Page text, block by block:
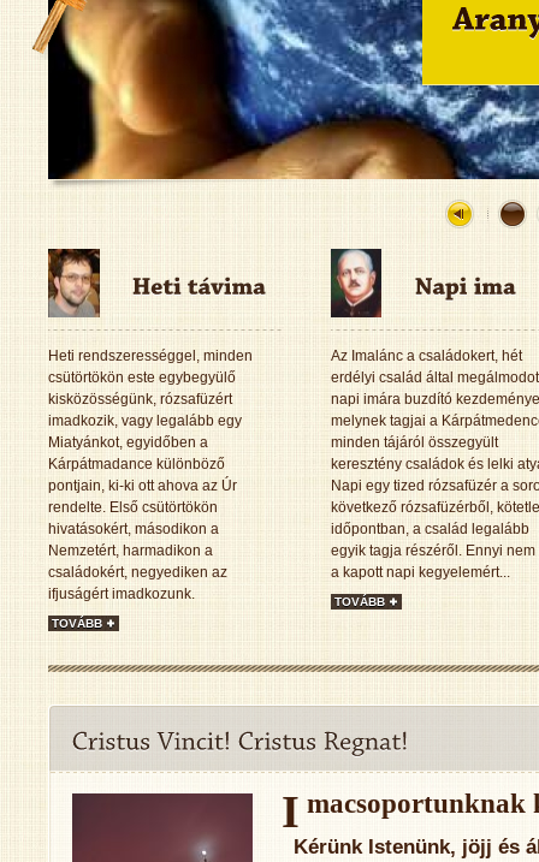
Heti rendszerességgel, minden
csütörtökön este egybegyülő
kisközösségünk, rózsafüzért
imadkozik, vagy legalább egy
Miatyánkot, egyidőben a
Kárpátmadance különböző
pontjain, ki-ki ott ahova az Úr
rendelte. Első csütörtökön
hivatásokért, másodikon a
Nemzetért, harmadikon a
családokért, negyediken az
ifjuságért imadkozunk.
TOVÁBB
Az Imalánc a családokert, hét
erdélyi család által
napi imára buzdító
melynek tagjai a
minden tájáról összegyült
keresztény családok és lelki
Napi egy tized rózsafüzér a
következő rózsafüzérből,
időpontban, a család legalább
egyik tagja részéről. Ennyi nem
a kapott napi kegyelemért...
TOVÁBB
Kérünk Istenünk, jöjj és